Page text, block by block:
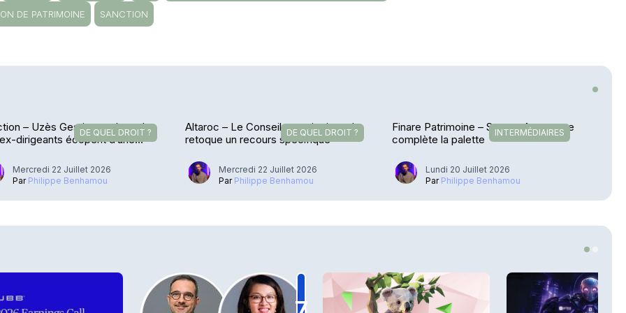
DE PATRIMOINE SANCTION
DE QUEL DROIT ?
– Uzès Gestion et deux de
dirigeants écopent d’une
Mercredi 22 Juillet 2026
Par Philippe Benhamou
DE QUEL DROIT ?
Altaroc – Le Conseil constitutionnel
retoque un recours spécifique
Mercredi 22 Juillet 2026
Par Philippe Benhamou
INTERMÉDIAIRES
Finare Patrimoine – Sateco Assurance
complète la palette
Lundi 20 Juillet 2026
Par Philippe Benhamou